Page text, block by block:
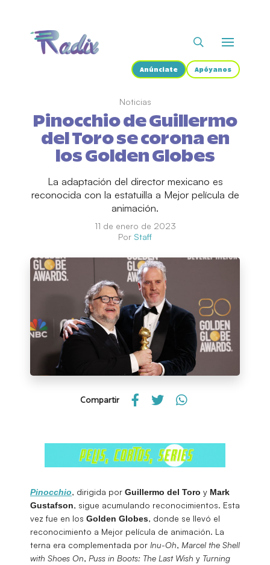
Anúnciate Apóyanos
Noticias
Pinocchio de Guillermo
del Toro se corona en
los Golden Globes
La adaptación del director mexicano es
reconocida con la estatuilla a Mejor película de
animación.
11 de enero de 2023
Por Staff
Compartir
Pinocchio, dirigida por Guillermo del Toro y Mark
Gustafson, sigue acumulando reconocimientos. Esta
vez fue en los Golden Globes, donde se llevó el
reconocimiento a Mejor película de animación. La
terna era complementada por Inu-Oh, Marcel the Shell
with Shoes On, Puss in Boots: The Last Wish y Turning